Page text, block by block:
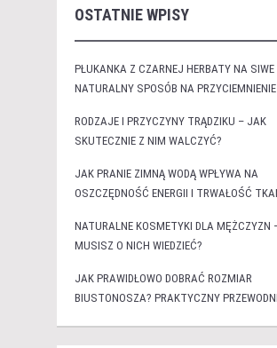
OSTATNIE WPISY
PŁUKANKA Z CZARNEJ HERBATY NA
NATURALNY SPOSÓB NA PRZYCIEMNIENIE
RODZAJE I PRZYCZYNY TRĄDZIKU – JAK
SKUTECZNIE Z NIM WALCZYĆ?
JAK PRANIE ZIMNĄ WODĄ WPŁYWA NA
OSZCZĘDNOŚĆ ENERGII I TRWAŁOŚĆ
NATURALNE KOSMETYKI DLA MĘŻCZYZN
MUSISZ O NICH WIEDZIEĆ?
JAK PRAWIDŁOWO DOBRAĆ ROZMIAR
BIUSTONOSZA? PRAKTYCZNY